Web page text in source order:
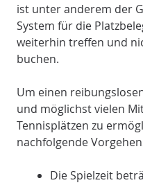
ist unter anderem der
System für die
weiterhin treffen und
buchen.
Um einen
und möglichst vielen
Tennisplätzen zu
nachfolgende
Die Spielzeit